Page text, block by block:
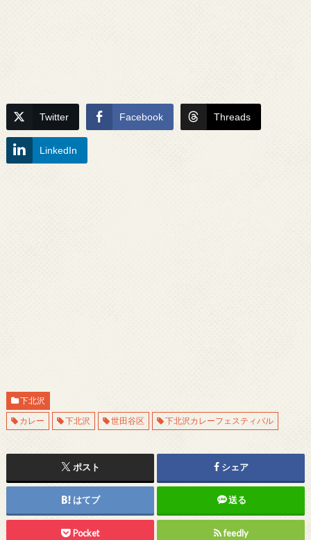
Twitter Facebook Threads
LinkedIn
下北沢
カレー
下北沢 世田谷区 下北沢カレーフェスティバル
ポスト シェア
はてブ 送る
Pocket feedly